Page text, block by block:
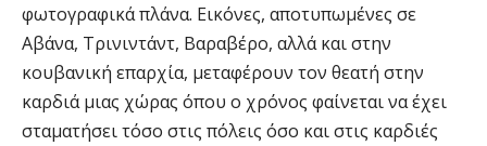
φωτογραφικά πλάνα. Εικόνες, αποτυπωμένες σε
Αβάνα, Τρινιντάντ, Βαραβέρο, αλλά και στην
κουβανική επαρχία, μεταφέρουν τον θεατή στην
καρδιά μιας χώρας όπου ο χρόνος φαίνεται να έχει
σταματήσει τόσο στις πόλεις όσο και στις καρδιές